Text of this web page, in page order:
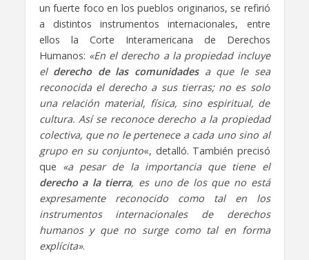
un fuerte foco en los pueblos originarios, se refirió
a distintos instrumentos internacionales, entre
ellos la Corte Interamericana de Derechos
Humanos: «En el derecho a la propiedad incluye
el derecho de las comunidadesa que le sea
reconocida el derecho a sus tierras; no es solo
una relación material, física, sino espiritual, de
cultura. Así se reconoce derecho a la propiedad
colectiva, que no le pertenece a cada uno sino al
grupo en su conjunto«, detalló. También precisó
que «a pesar de la importancia que tiene el
derecho a la tierra, es uno de los que no está
expresamente reconocido como tal en los
instrumentos internacionales de derechos
humanos y que no surge como tal en forma
explícita».